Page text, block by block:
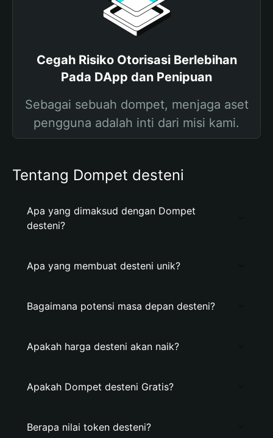
Cegah Risiko Otorisasi Berlebihan
Pada DApp dan Penipuan
Sebagai sebuah dompet, menjaga aset
pengguna adalah inti dari misi kami.
Tentang Dompet desteni
Apa yang dimaksud dengan Dompet
desteni?
Apa yang membuat desteni unik?
Bagaimana potensi masa depan desteni?
Apakah harga desteni akan naik?
Apakah Dompet desteni Gratis?
Berapa nilai token desteni?